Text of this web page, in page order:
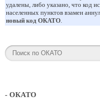
удалены, либо указано, что
населенных пунктов взамен
новый код ОКАТО.
- ОКАТО